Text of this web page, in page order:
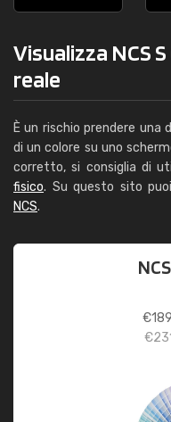
Visualizza NCS
reale
È un rischio prendere una
di un colore su uno
corretto, si consiglia di
fisico. Su questo sito puoi
NCS.
€
€